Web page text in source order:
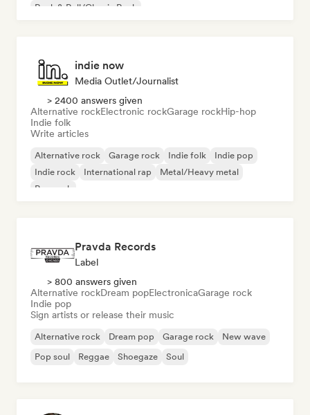
Rock & Roll/Classic Rock
indie now
Media Outlet/Journalist
> 2400 answers given
Alternative rockElectronic rockGarage rockHip-hop
Indie folk
Write articles
Alternative rock Garage rock Indie folk
Indie pop
Indie rock
International rap
Metal/Heavy metal
Pop rock
Pravda Records
Label
> 800 answers given
Alternative rockDream popElectronicaGarage rock
Indie pop
Sign artists or release their music
Alternative rock Dream pop Garage rock
New wave
Pop soul
Reggae Shoegaze Soul